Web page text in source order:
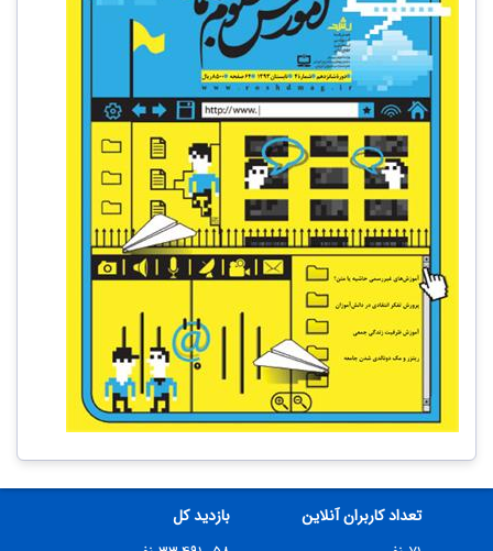
تعداد کاربران آنلاین
بازدید کل